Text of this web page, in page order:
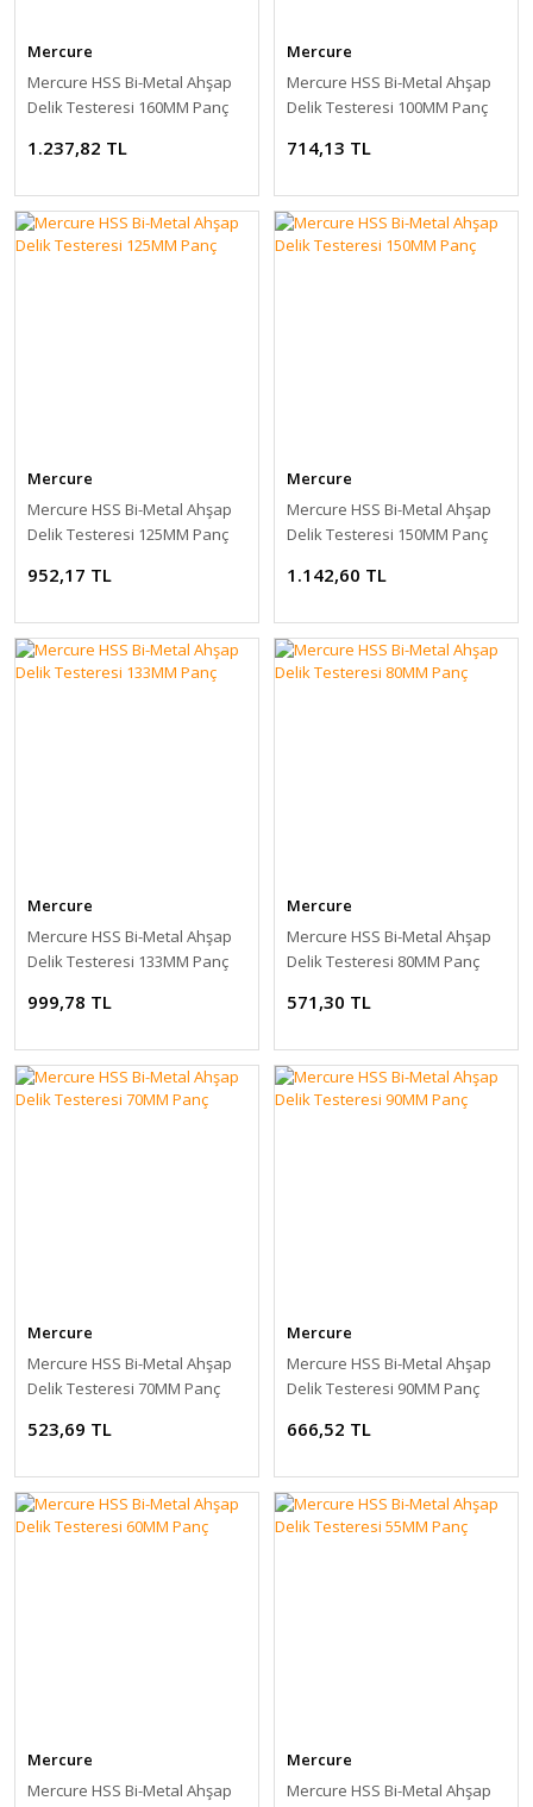
Mercure
Mercure HSS Bi-Metal Ahşap
Delik Testeresi 160MM Panç
1.237,82 TL
Mercure
Mercure HSS Bi-Metal Ahşap
Delik Testeresi 100MM Panç
714,13 TL
Mercure
Mercure HSS Bi-Metal Ahşap
Delik Testeresi 125MM Panç
952,17 TL
Mercure
Mercure HSS Bi-Metal Ahşap
Delik Testeresi 150MM Panç
1.142,60 TL
Mercure
Mercure HSS Bi-Metal Ahşap
Delik Testeresi 133MM Panç
999,78 TL
Mercure
Mercure HSS Bi-Metal Ahşap
Delik Testeresi 80MM Panç
571,30 TL
Mercure
Mercure HSS Bi-Metal Ahşap
Delik Testeresi 70MM Panç
523,69 TL
Mercure
Mercure HSS Bi-Metal Ahşap
Delik Testeresi 90MM Panç
666,52 TL
Mercure
Mercure HSS Bi-Metal Ahşap
Mercure
Mercure HSS Bi-Metal Ahşap